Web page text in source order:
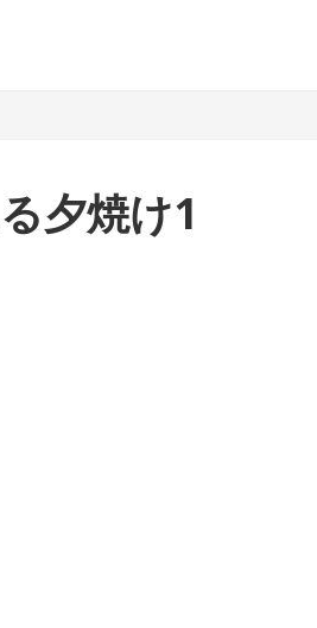
夕焼け1